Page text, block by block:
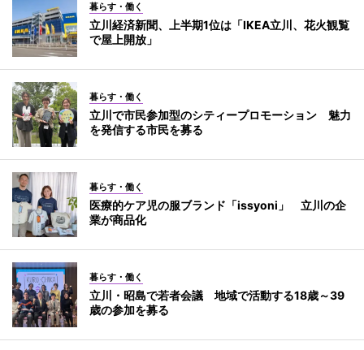
暮らす・働く
立川経済新聞、上半期1位は「IKEA立川、花火観覧
で屋上開放」
暮らす・働く
立川で市民参加型のシティープロモーション 魅力
を発信する市民を募る
暮らす・働く
医療的ケア児の服ブランド「issyoni」 立川の企
業が商品化
暮らす・働く
立川・昭島で若者会議 地域で活動する18歳～39
歳の参加を募る